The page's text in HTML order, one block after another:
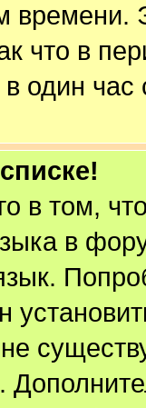
времени.
что в
в один
в том,
в